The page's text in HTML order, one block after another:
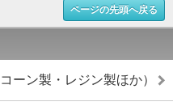
ページの先頭へ戻る
ーン製・レジン製ほか）